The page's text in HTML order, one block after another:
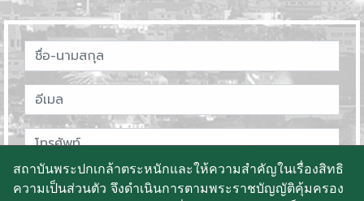
สถาบันพระปกเกล้าตระหนักและให้ความสำคัญในเรื่องสิทธิ
ความเป็นส่วนตัว จึงดำเนินการตามพระราชบัญญัติคุ้มครอง